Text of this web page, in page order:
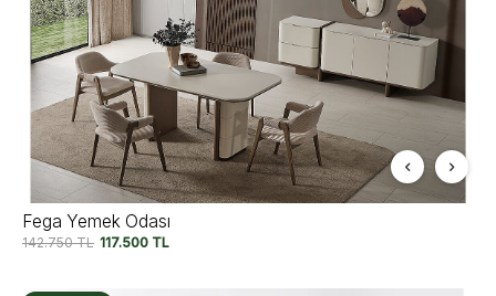
Fega Yemek Odası
142.750TL 117.500 TL